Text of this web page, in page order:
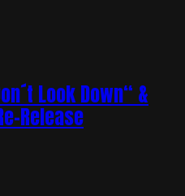
Look Down“ &
Release